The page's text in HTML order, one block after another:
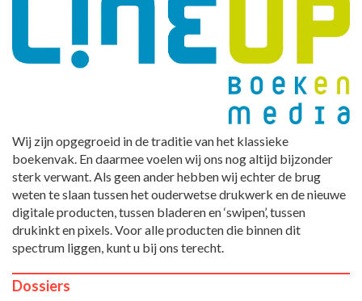
Wij zijn opgegroeid in de traditie van het klassieke
boekenvak. En daarmee voelen wij ons nog altijd bijzonder
sterk verwant. Als geen ander hebben wij echter de brug
weten te slaan tussen het ouderwetse drukwerk en de nieuwe
digitale producten, tussen bladeren en ‘swipen’, tussen
drukinkt en pixels. Voor alle producten die binnen dit
spectrum liggen, kunt u bij ons terecht.
Dossiers